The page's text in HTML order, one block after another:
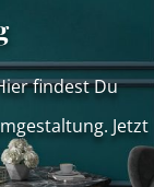
findest Du
Jetzt